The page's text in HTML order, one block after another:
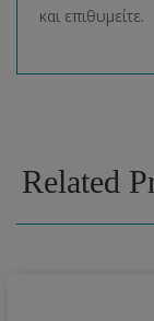
και επιθυμείτε.
Related